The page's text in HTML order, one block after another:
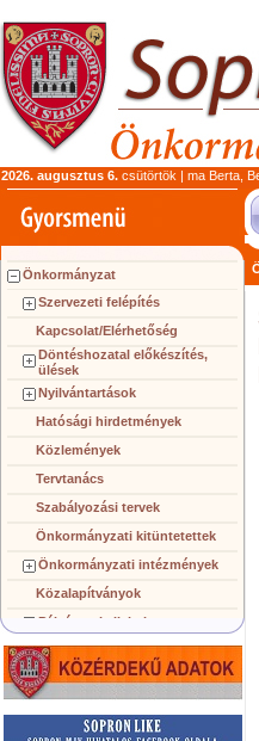
2026. augusztus 6. csütörtök | ma Berta,
Önkormányzat
Szervezeti felépítés
Kapcsolat/Elérhetőség
Döntéshozatal előkészítés,
ülések
Nyilvántartások
Hatósági hirdetmények
Közlemények
Tervtanács
Szabályozási tervek
Önkormányzati kitüntetettek
Önkormányzati intézmények
Közalapítványok
Pályázatok, licitek
Koncepciók, tervezetek
Településképi követelmények
Közérdekű információk